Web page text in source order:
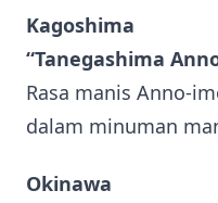
Kagoshima
“Tanegashima
Rasa manis Anno-
dalam minuman
Okinawa